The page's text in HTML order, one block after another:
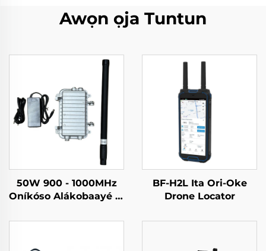
Awọn ọja Tuntun
50W 900 - 1000MHz
Oníkóso Alákobaayé Tí
Aluminum Case
BF-H2L Ita Ori-Oke
Drone Locator